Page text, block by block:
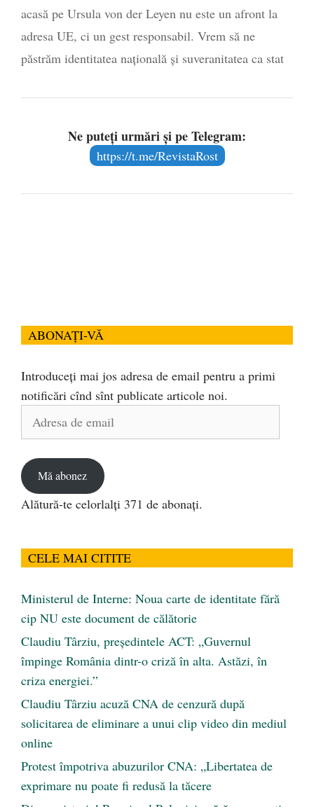
acasă pe Ursula von der Leyen nu este un afront la
adresa UE, ci un gest responsabil. Vrem să ne
păstrăm identitatea națională și suveranitatea ca stat
Ne puteți urmări și pe Telegram:
https://t.me/RevistaRost
ABONAȚI-VĂ
Introduceți mai jos adresa de email pentru a primi
notificări cînd sînt publicate articole noi.
Mă abonez
Alătură-te celorlalți 371 de abonați.
CELE MAI CITITE
Ministerul de Interne: Noua carte de identitate fără
cip NU este document de călătorie
Claudiu Târziu, președintele ACT: „Guvernul
împinge România dintr-o criză în alta. Astăzi, în
criza energiei.”
Claudiu Târziu acuză CNA de cenzură după
solicitarea de eliminare a unui clip video din mediul
online
Protest împotriva abuzurilor CNA: „Libertatea de
exprimare nu poate fi redusă la tăcere